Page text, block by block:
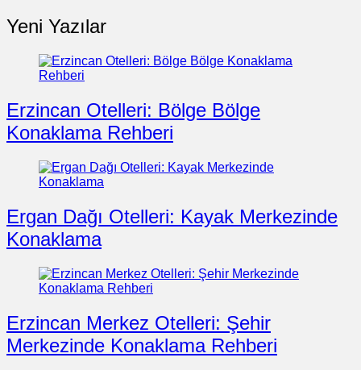
Yeni Yazılar
Erzincan Otelleri: Bölge Bölge
Konaklama Rehberi
Ergan Dağı Otelleri: Kayak Merkezinde
Konaklama
Erzincan Merkez Otelleri: Şehir
Merkezinde Konaklama Rehberi